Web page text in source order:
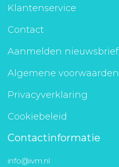
Klantenservice
Contact
Aanmelden nieuwsbrief
Algemene voorwaarden
Privacyverklaring
Cookiebeleid
Contactinformatie
info@ivm.nl